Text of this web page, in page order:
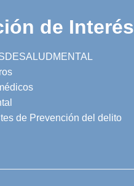
de Interés
de Prevención del delito